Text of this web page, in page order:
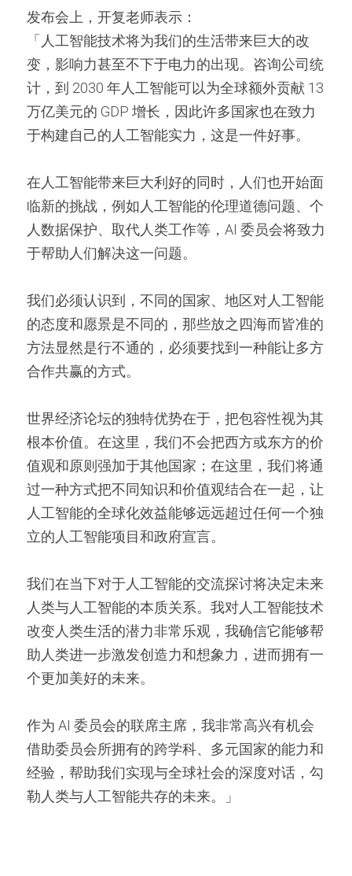
发布会上，开复老师表示：
「人工智能技术将为我们的生活带来巨大的改
变，影响力甚至不下于电力的出现。咨询公司统
计，到 2030 年人工智能可以为全球额外贡献 13
万亿美元的 GDP 增长，因此许多国家也在致力
于构建自己的人工智能实力，这是一件好事。
在人工智能带来巨大利好的同时，人们也开始面
临新的挑战，例如人工智能的伦理道德问题、个
人数据保护、取代人类工作等，AI 委员会将致力
于帮助人们解决这一问题。
我们必须认识到，不同的国家、地区对人工智能
的态度和愿景是不同的，那些放之四海而皆准的
方法显然是行不通的，必须要找到一种能让多方
合作共赢的方式。
世界经济论坛的独特优势在于，把包容性视为其
根本价值。在这里，我们不会把西方或东方的价
值观和原则强加于其他国家；在这里，我们将通
过一种方式把不同知识和价值观结合在一起，让
人工智能的全球化效益能够远远超过任何一个独
立的人工智能项目和政府宣言。
我们在当下对于人工智能的交流探讨将决定未来
人类与人工智能的本质关系。我对人工智能技术
改变人类生活的潜力非常乐观，我确信它能够帮
助人类进一步激发创造力和想象力，进而拥有一
个更加美好的未来。
作为 AI 委员会的联席主席，我非常高兴有机会
借助委员会所拥有的跨学科、多元国家的能力和
经验，帮助我们实现与全球社会的深度对话，勾
勒人类与人工智能共存的未来。」